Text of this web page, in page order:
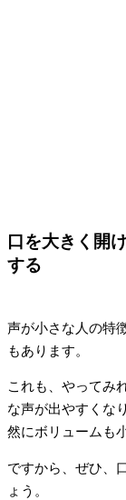
口を大きく開
する
声が小さな人の特
もあります。
これも、やってみ
な声が出やすくな
然にボリュームも
ですから、ぜひ、
ょう。